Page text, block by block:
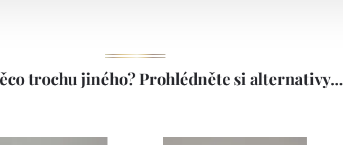
zařízení. Závod je vybaven zařízením na výrobu
trochu jiného? Prohlédněte si alternativy...